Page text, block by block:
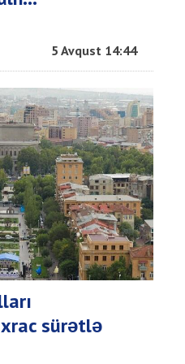
5 Avqust 14:44
sürətlə